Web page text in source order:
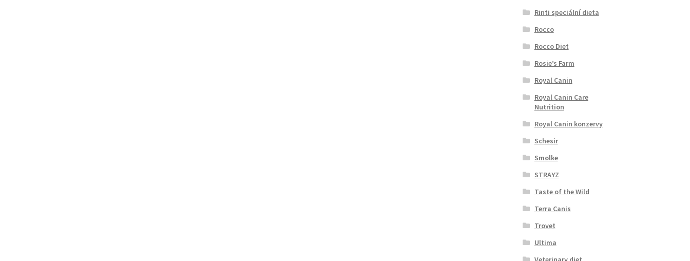
Rinti speciální dieta
Rocco
Rocco Diet
Rosie’s Farm
Royal Canin
Royal Canin Care
Nutrition
Royal Canin konzervy
Schesir
Smølke
STRAYZ
Taste of the Wild
Terra Canis
Trovet
Ultima